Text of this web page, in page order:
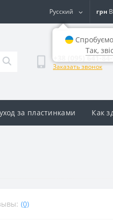
Русский грн
+38 (095) 641-
Заказать звонок
за пластинками Как
(0)
Спробуємо
Так,